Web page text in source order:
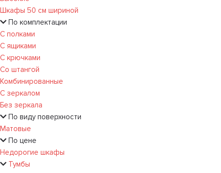
Шкафы 50 см шириной
По комплектации
С полками
С ящиками
С крючками
Со штангой
Комбинированные
С зеркалом
Без зеркала
По виду поверхности
Матовые
По цене
Недорогие шкафы
Тумбы